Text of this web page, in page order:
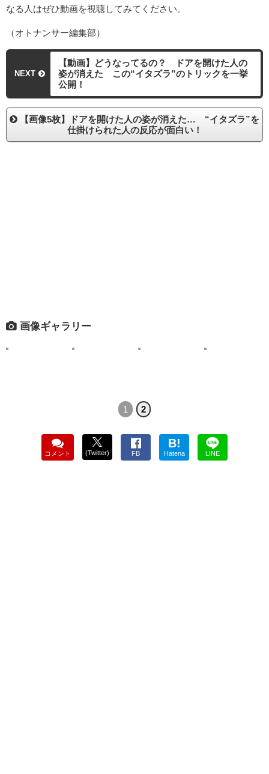
なる人はぜひ動画を視聴してみてください。
（オトナンサー編集部）
NEXT
【動画】どうなってるの？ ドアを開けた人の
姿が消えた この“イタズラ”のトリックを一挙
公開！
【画像5枚】ドアを開けた人の姿が消えた… “イタズラ”を
仕掛けられた人の反応が面白い！
画像ギャラリー
1 2
コメント (Twitter) FB
B!
Hatena LINE